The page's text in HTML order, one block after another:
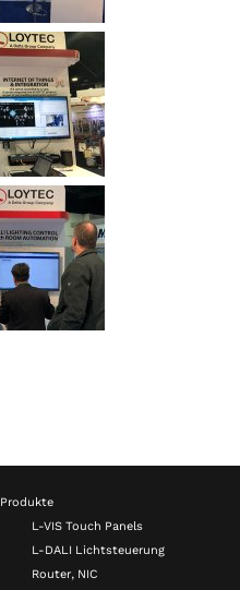
Produkte
L-VIS Touch Panels
L-DALI Lichtsteuerung
Router, NIC